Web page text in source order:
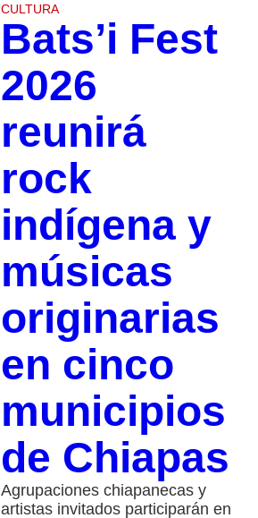
CULTURA
Bats’i Fest
2026
reunirá
rock
indígena y
músicas
originarias
en cinco
municipios
de Chiapas
Agrupaciones chiapanecas y
artistas invitados participarán en